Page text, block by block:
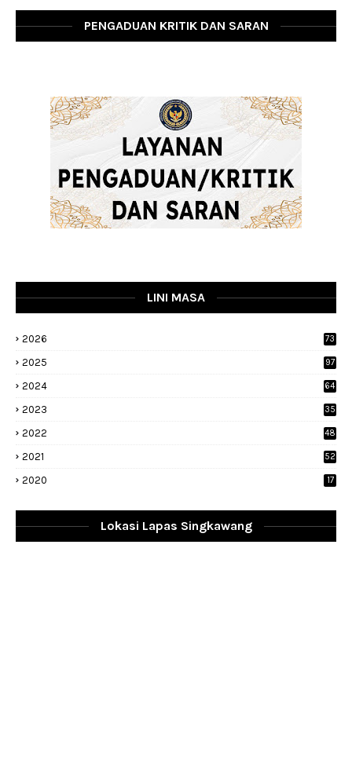
PENGADUAN KRITIK DAN SARAN
LINI MASA
2026 73
2025 97
2024 64
2023
35
2022
48
2021 52
2020 17
Lokasi Lapas Singkawang